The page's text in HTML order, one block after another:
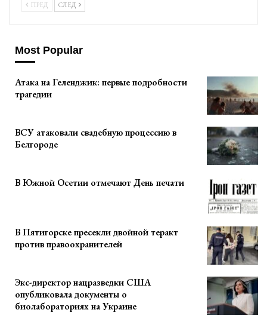
ПРЕД СЛЕД
Most Popular
Атака на Геленджик: первые подробности
трагедии
ВСУ атаковали свадебную процессию в
Белгороде
В Южной Осетии отмечают День печати
В Пятигорске пресекли двойной теракт
против правоохранителей
Экс-директор нацразведки США
опубликовала документы о
биолабораториях на Украине